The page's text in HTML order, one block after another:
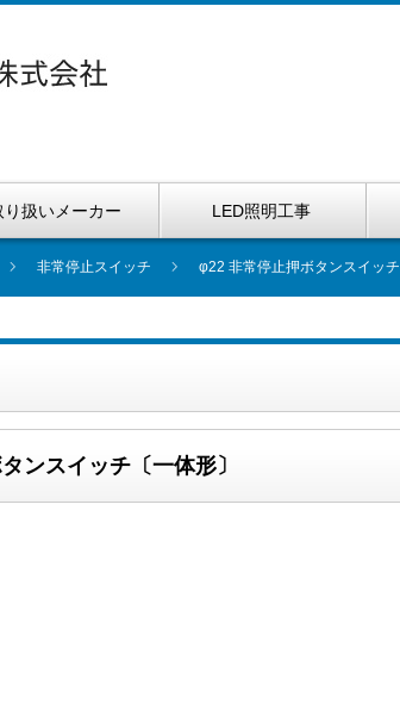
り扱いメーカー LED照明工事
非常停止スイッチ φ22 非常停止押ボタンスイッチ
ンスイッチ〔一体形〕